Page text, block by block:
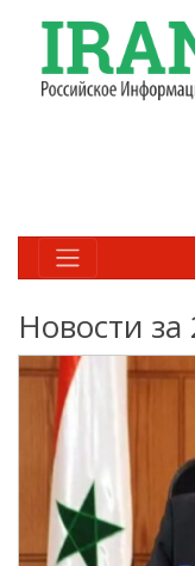
Новости за